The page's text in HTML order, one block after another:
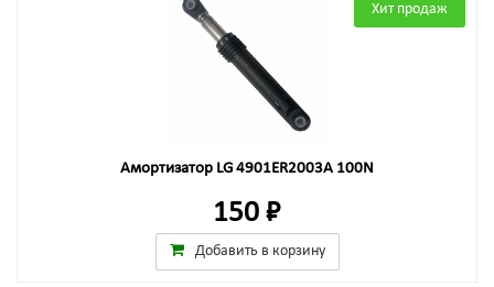
Хит продаж
Амортизатор LG 4901ER2003A 100N
150 ₽
Добавить в корзину